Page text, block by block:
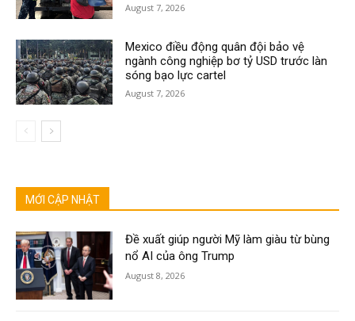
August 7, 2026
Mexico điều động quân đội bảo vệ
ngành công nghiệp bơ tỷ USD trước làn
sóng bạo lực cartel
August 7, 2026
MỚI CẬP NHẬT
Đề xuất giúp người Mỹ làm giàu từ bùng
nổ AI của ông Trump
August 8, 2026